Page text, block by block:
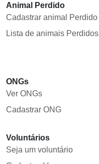
Animal Perdido
Cadastrar animal Perdido
Lista de animais Perdidos
ONGs
Ver ONGs
Cadastrar ONG
Voluntários
Seja um voluntário